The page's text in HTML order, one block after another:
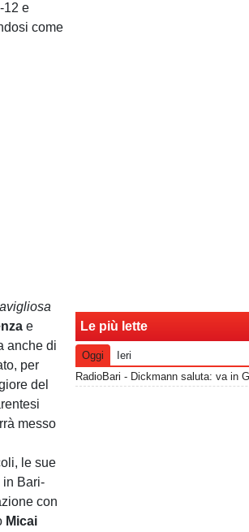
12 e
come
e
anche di
per
del
messo
le sue
in Bari-
con
Micai
Le più lette
Oggi
Ieri